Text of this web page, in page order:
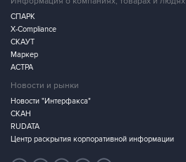
СПАРК
X-Compliance
СКАУТ
Маркер
АСТРА
Новости и рынки
Новости "Интерфакса"
СКАН
RUDATA
Центр раскрытия корпоративной информации